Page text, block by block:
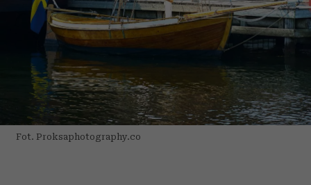
Fot. Proksaphotography.co